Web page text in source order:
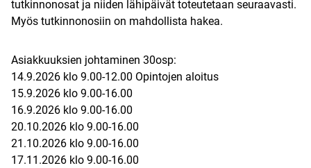
tutkinnonosat ja niiden lähipäivät toteutetaan seuraavasti.
Myös tutkinnonosiin on mahdollista hakea.
Asiakkuuksien johtaminen 30osp:
14.9.2026 klo 9.00-12.00 Opintojen aloitus
15.9.2026 klo 9.00-16.00
16.9.2026 klo 9.00-16.00
20.10.2026 klo 9.00-16.00
21.10.2026 klo 9.00-16.00
17.11.2026 klo 9.00-16.00